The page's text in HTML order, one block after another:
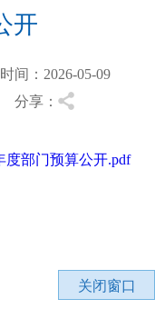
开
间：2026-05-09
享：
度部门预算公开.pdf
关闭窗口